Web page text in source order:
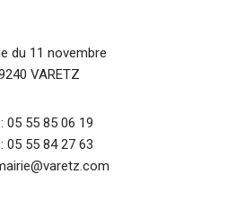
du 11 novembre
VARETZ
05 55 85 06 19
05 55 84 27 63